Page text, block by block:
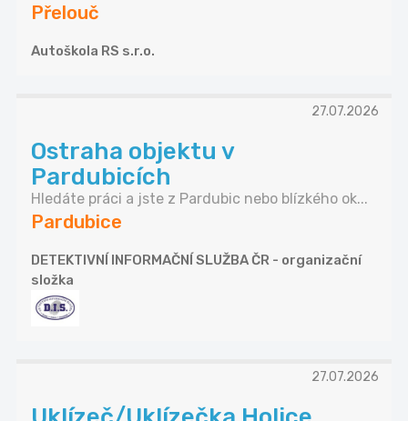
Přelouč
Autoškola RS s.r.o.
27.07.2026
Ostraha objektu v
Pardubicích
Hledáte práci a jste z Pardubic nebo blízkého ok...
Pardubice
DETEKTIVNÍ INFORMAČNÍ SLUŽBA ČR - organizační
složka
27.07.2026